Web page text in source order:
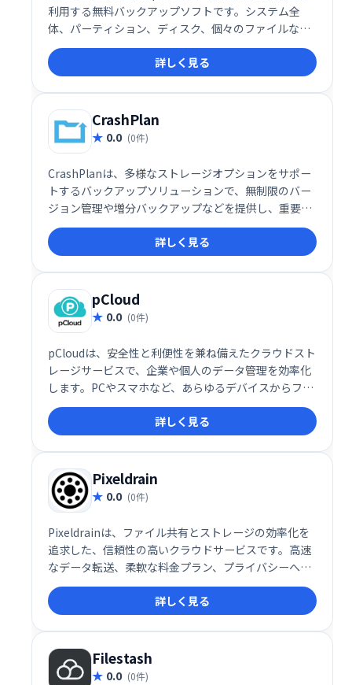
利用する無料バックアップソフトです。システム全
体、パーティション、ディスク、個々のファイルな
ど、様々なバックアップを作成・復元できます。シス
テム移行やディスククローン機能も搭載し、データ損
失リスクを軽減します。安全で使いやすい操作性で、
大切なデータをしっかり守ります。
詳しく見る
CrashPlan
0.0 (0件)
CrashPlanは、多様なストレージオプションをサポー
トするバックアップソリューションで、無制限のバー
ジョン管理や増分バックアップなどを提供し、重要な
データを安全に保護します。
詳しく見る
pCloud
0.0 (0件)
pCloudは、安全性と利便性を兼ね備えたクラウドスト
レージサービスで、企業や個人のデータ管理を効率化
します。PCやスマホなど、あらゆるデバイスからファ
イルにアクセスでき、データの高度なセキュリティ保
護と簡単なファイル共有を実現します。
詳しく見る
Pixeldrain
0.0 (0件)
Pixeldrainは、ファイル共有とストレージの効率化を
追求した、信頼性の高いクラウドサービスです。高速
なデータ転送、柔軟な料金プラン、プライバシーへの
徹底した配慮により、個人ユーザーから企業まで幅広
い層に支持されています。特に、大容量ファイルを頻
繁に扱うクリエイターやプライバシーを重視する利用
者にとって、Pixeldrainは理想的な選択肢となるでし
ょう。
詳しく見る
Filestash
0.0 (0件)